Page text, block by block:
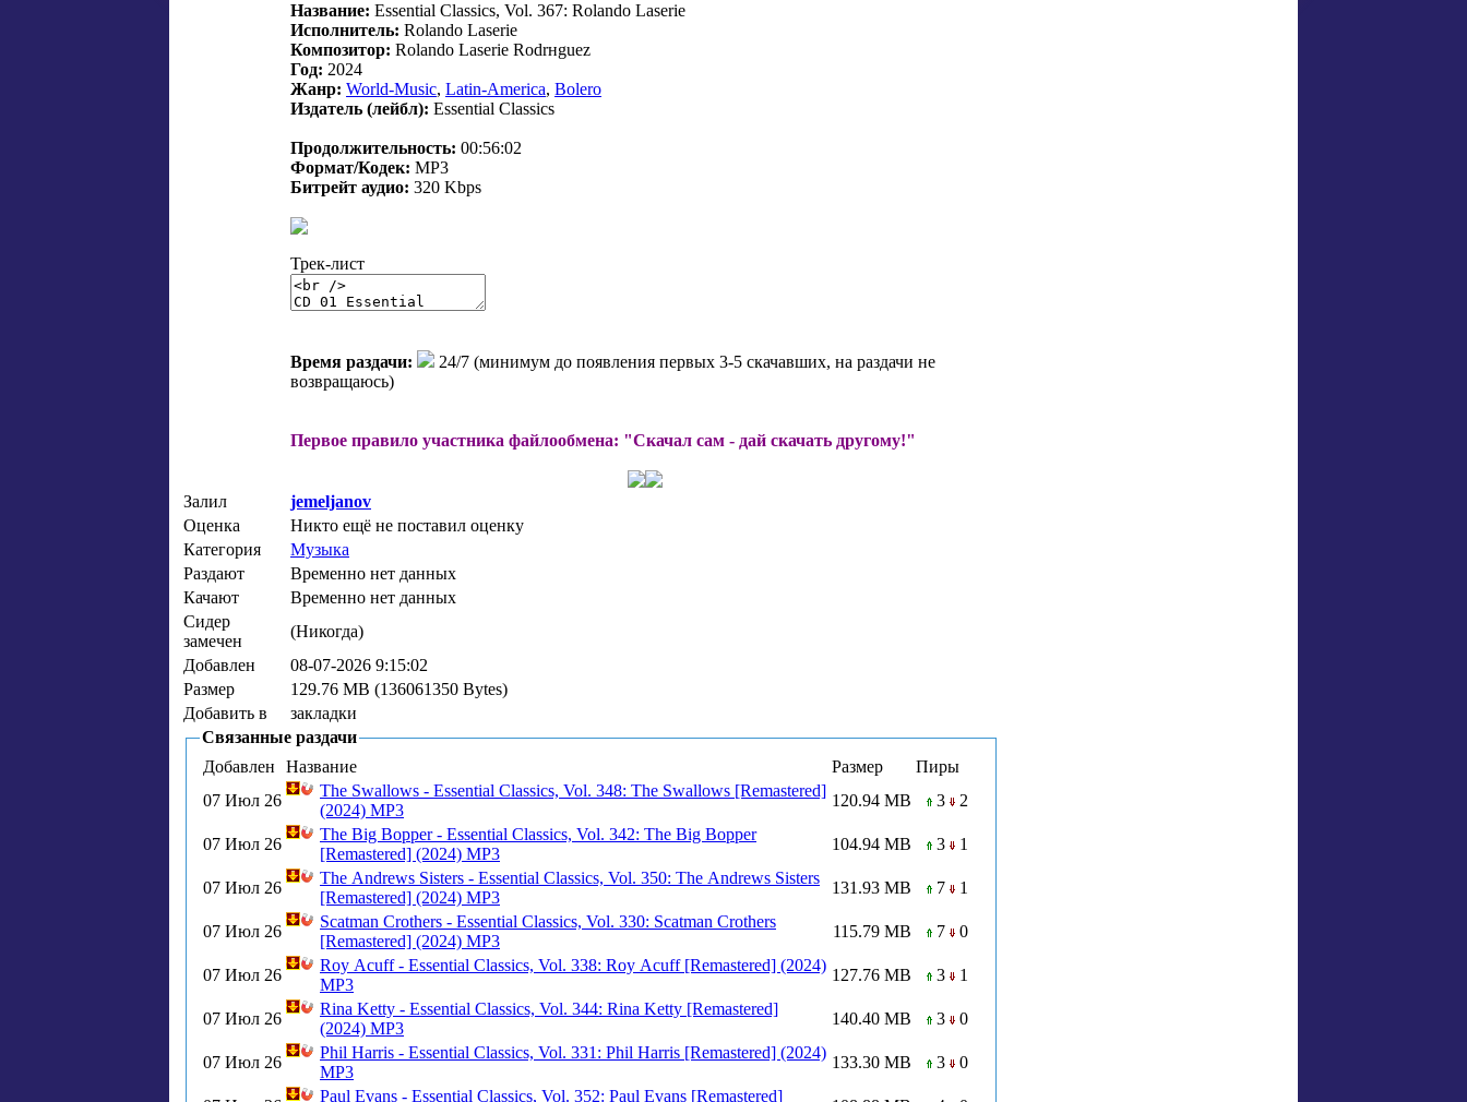
Название: Essential Classics, Vol. 367: Rolando Laserie
Исполнитель: Rolando Laserie
Композитор: Rolando Laserie Rodrнguez
Год: 2024
Жанр: World-Music, Latin-America, Bolero
Издатель (лейбл): Essential Classics
Продолжительность: 00:56:02
Формат/Кодек: MP3
Битрейт аудио: 320 Kbps
Трек-лист
Время раздачи:
24/7 (минимум до появления первых 3-5 скачавших, на раздачи не
возвращаюсь)
Первое правило участника файлообмена: "Скачал сам - дай скачать другому!"
Залил
jemeljanov
Оценка
Никто ещё не поставил оценку
Категория
Музыка
Раздают
Временно нет данных
Качают
Временно нет данных
Сидер
замечен
(Никогда)
Добавлен
08-07-2026 9:15:02
Размер
129.76 MB (136061350 Bytes)
Добавить в
закладки
Связанные раздачи
Добавлен
Название Размер
Пиры
07 Июл 26
The Swallows - Essential Classics, Vol. 348: The Swallows [Remastered]
(2024) MP3
120.94 MB 3 2
07 Июл 26
The Big Bopper - Essential Classics, Vol. 342: The Big Bopper
[Remastered] (2024) MP3
104.94 MB 3 1
07 Июл 26
The Andrews Sisters - Essential Classics, Vol. 350: The Andrews Sisters
[Remastered] (2024) MP3
131.93 MB 7 1
07 Июл 26
Scatman Crothers - Essential Classics, Vol. 330: Scatman Crothers
[Remastered] (2024) MP3
115.79 MB 7 0
07 Июл 26
Roy Acuff - Essential Classics, Vol. 338: Roy Acuff [Remastered] (2024)
MP3
127.76 MB 3 1
07 Июл 26
Rina Ketty - Essential Classics, Vol. 344: Rina Ketty [Remastered]
(2024) MP3
140.40 MB 3 0
07 Июл 26
Phil Harris - Essential Classics, Vol. 331: Phil Harris [Remastered] (2024)
MP3
133.30 MB 3 0
Paul Evans - Essential Classics, Vol. 352: Paul Evans [Remastered]